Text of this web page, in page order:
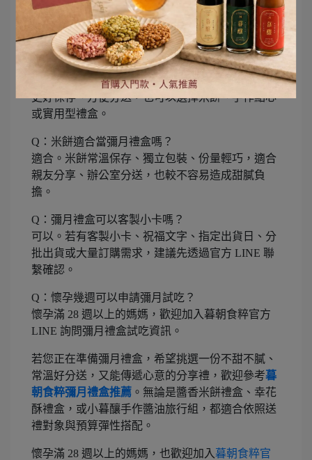
彌月禮盒常見問題
Q：彌月禮盒一定要送油飯或蛋糕嗎？
不一定。油飯與蛋糕是傳統選擇，但如果希望禮物
更好保存、方便分送，也可以選擇米餅、手作點心
或實用型禮盒。
Q：米餅適合當彌月禮盒嗎？
適合。米餅常溫保存、獨立包裝、份量輕巧，適合
親友分享、辦公室分送，也較不容易造成甜膩負
擔。
Q：彌月禮盒可以客製小卡嗎？
可以。若有客製小卡、祝福文字、指定出貨日、分
批出貨或大量訂購需求，建議先透過官方 LINE 聯
繫確認。
Q：懷孕幾週可以申請彌月試吃？
懷孕滿 28 週以上的媽媽，歡迎加入暮朝食粹官方
LINE 詢問彌月禮盒試吃資訊。
若您正在準備彌月禮盒，希望挑選一份不甜不膩、
常溫好分送，又能傳遞心意的分享禮，歡迎參考暮
朝食粹彌月禮盒推薦 。無論是醬香米餅禮盒、幸花
酥禮盒，或小暮釀手作醬油旅行組，都適合依照送
禮對象與預算彈性搭配。
懷孕滿 28 週以上的媽媽，也歡迎加入暮朝食粹官